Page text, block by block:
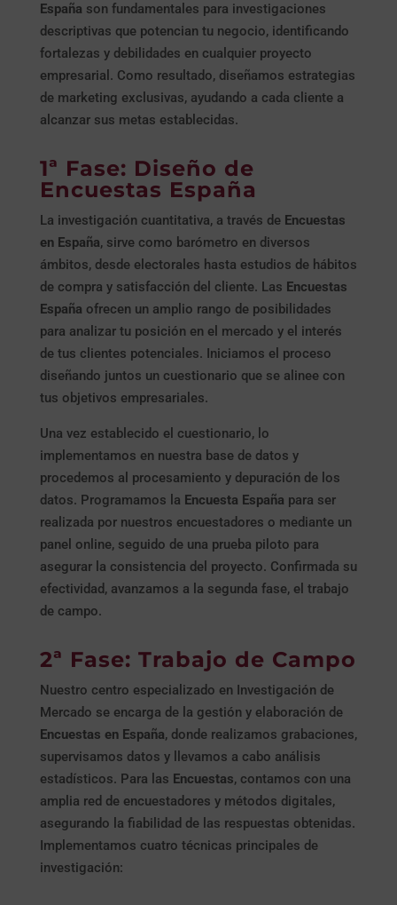
España son fundamentales para investigaciones
descriptivas que potencian tu negocio, identificando
fortalezas y debilidades en cualquier proyecto
empresarial. Como resultado, diseñamos estrategias
de marketing exclusivas, ayudando a cada cliente a
alcanzar sus metas establecidas.
1ª Fase: Diseño de
Encuestas España
La investigación cuantitativa, a través de Encuestas
en España, sirve como barómetro en diversos
ámbitos, desde electorales hasta estudios de hábitos
de compra y satisfacción del cliente. Las Encuestas
España ofrecen un amplio rango de posibilidades
para analizar tu posición en el mercado y el interés
de tus clientes potenciales. Iniciamos el proceso
diseñando juntos un cuestionario que se alinee con
tus objetivos empresariales.
Una vez establecido el cuestionario, lo
implementamos en nuestra base de datos y
procedemos al procesamiento y depuración de los
datos. Programamos la Encuesta España para ser
realizada por nuestros encuestadores o mediante un
panel online, seguido de una prueba piloto para
asegurar la consistencia del proyecto. Confirmada su
efectividad, avanzamos a la segunda fase, el trabajo
de campo.
2ª Fase: Trabajo de Campo
Nuestro centro especializado en Investigación de
Mercado se encarga de la gestión y elaboración de
Encuestas en España, donde realizamos grabaciones,
supervisamos datos y llevamos a cabo análisis
estadísticos. Para las Encuestas, contamos con una
amplia red de encuestadores y métodos digitales,
asegurando la fiabilidad de las respuestas obtenidas.
Implementamos cuatro técnicas principales de
investigación: